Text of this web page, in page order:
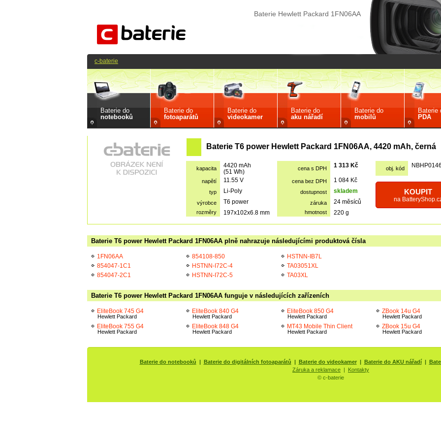
Baterie Hewlett Packard 1FN06AA
Baterie do
notebooků
Baterie do
fotoaparátů
Baterie do
videokamer
Baterie do
aku nářadí
Baterie do
mobilů
Baterie
PDA
Baterie T6 power Hewlett Packard 1FN06AA, 4420 mAh, černá
kapacita
4420 mAh
(51 Wh)
cena s DPH 1 313 Kč obj. kód NBHP0146
napětí 11.55 V cena bez DPH 1 084 Kč
KOUPIT
na
typ Li-Poly dostupnost skladem
výrobce T6 power záruka 24 měsíců
rozměry 197x102x6.8 mm hmotnost 220 g
Baterie T6 power Hewlett Packard 1FN06AA plně nahrazuje následujícími produktová čísla
1FN06AA
854047-1C1
854047-2C1
854108-850
HSTNN-I72C-4
HSTNN-I72C-5
HSTNN-IB7L
TA03051XL
TA03XL
Baterie T6 power Hewlett Packard 1FN06AA funguje v následujících zařízeních
EliteBook 745 G4
Hewlett Packard
EliteBook 755 G4
Hewlett Packard
EliteBook 840 G4
Hewlett Packard
EliteBook 848 G4
Hewlett Packard
EliteBook 850 G4
Hewlett Packard
MT43 Mobile Thin Client
Hewlett Packard
ZBook 14u G4
Hewlett Packard
ZBook 15u G4
Hewlett Packard
c-baterie
Baterie do notebooků | Baterie do digitálních fotoaparátů | Baterie do videokamer| Baterie do AKU nářadí|
Záruka a reklamace | Kontakty
© c-baterie